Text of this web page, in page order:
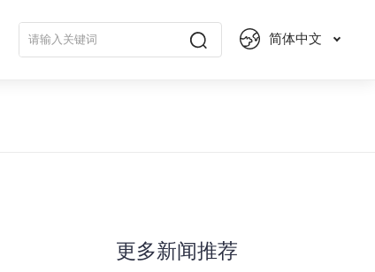
简体中文
更多新闻推荐